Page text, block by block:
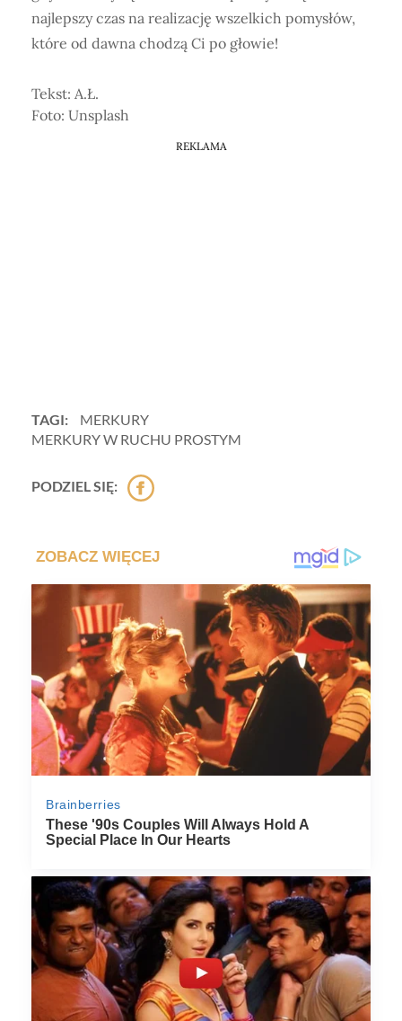
najlepszy czas na realizację wszelkich pomysłów,
które od dawna chodzą Ci po głowie!
Tekst: A.Ł.
Foto: Unsplash
REKLAMA
TAGI:
MERKURY
MERKURY W RUCHU PROSTYM
PODZIEL SIĘ: